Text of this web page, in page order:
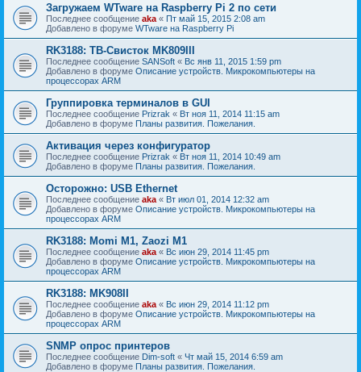
Загружаем WTware на Raspberry Pi 2 по сети
Последнее сообщение aka « Пт май 15, 2015 2:08 am
Добавлено в форуме WTware на Raspberry Pi
RK3188: ТВ-Свисток MK809III
Последнее сообщение SANSoft « Вс янв 11, 2015 1:59 pm
Добавлено в форуме Описание устройств. Микрокомпьютеры на
процессорах ARM
Группировка терминалов в GUI
Последнее сообщение Prizrak « Вт ноя 11, 2014 11:15 am
Добавлено в форуме Планы развития. Пожелания.
Активация через конфигуратор
Последнее сообщение Prizrak « Вт ноя 11, 2014 10:49 am
Добавлено в форуме Планы развития. Пожелания.
Осторожно: USB Ethernet
Последнее сообщение aka « Вт июл 01, 2014 12:32 am
Добавлено в форуме Описание устройств. Микрокомпьютеры на
процессорах ARM
RK3188: Momi M1, Zaozi M1
Последнее сообщение aka « Вс июн 29, 2014 11:45 pm
Добавлено в форуме Описание устройств. Микрокомпьютеры на
процессорах ARM
RK3188: MK908II
Последнее сообщение aka « Вс июн 29, 2014 11:12 pm
Добавлено в форуме Описание устройств. Микрокомпьютеры на
процессорах ARM
SNMP опрос принтеров
Последнее сообщение Dim-soft « Чт май 15, 2014 6:59 am
Добавлено в форуме Планы развития. Пожелания.